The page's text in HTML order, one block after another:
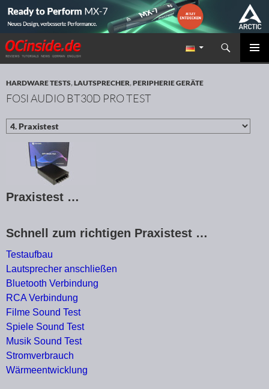
Redaktion ocinside.de PC Hardware Portal
Suchen
ZUM INHALT SPRINGEN
HARDWARE TESTS,LAUTSPRECHER,PERIPHERIE GERÄTE
FOSI AUDIO BT30D PRO TEST
Praxistest …
Schnell zum richtigen Praxistest …
Testaufbau
Lautsprecher anschließen
Bluetooth Verbindung
RCA Verbindung
Filme Sound Test
Spiele Sound Test
Musik Sound Test
Stromverbrauch
Wärmeentwicklung